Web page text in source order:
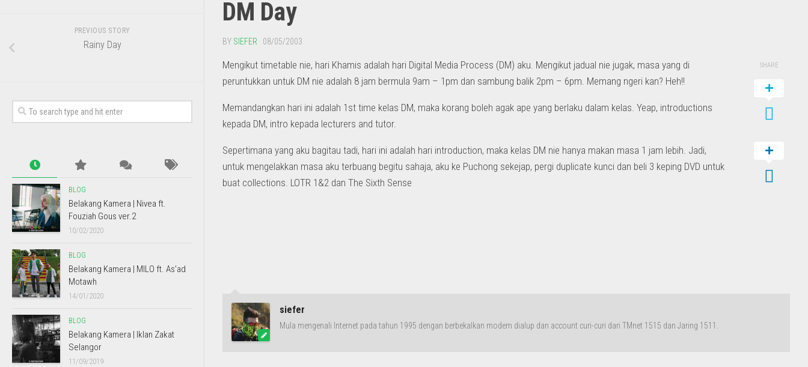
DM Day
BY SIEFER · 08/05/2003
Mengikut timetable nie, hari Khamis adalah hari Digital Media Process (DM) aku. Mengikut jadual nie jugak, masa yang di
peruntukkan untuk DM nie adalah 8 jam bermula 9am – 1pm dan sambung balik 2pm – 6pm. Memang ngeri kan? Heh!!
Memandangkan hari ini adalah 1st time kelas DM, maka korang boleh agak ape yang berlaku dalam kelas. Yeap, introductions
kepada DM, intro kepada lecturers and tutor.
Sepertimana yang aku bagitau tadi, hari ini adalah hari introduction, maka kelas DM nie hanya makan masa 1 jam lebih. Jadi,
untuk mengelakkan masa aku terbuang begitu sahaja, aku ke Puchong sekejap, pergi duplicate kunci dan beli 3 keping DVD untuk
buat collections. LOTR 1&2 dan The Sixth Sense
SHARE
siefer
Mula mengenali Internet pada tahun 1995 dengan berbekalkan modem dialup dan account curi-curi dari TMnet 1515 dan Jaring 1511.
PREVIOUS STORY
Rainy Day
BLOG
Belakang Kamera | Nivea ft.
Fouziah Gous ver.2
10/02/2020
BLOG
Belakang Kamera | MILO ft. As’ad
Motawh
14/01/2020
BLOG
Belakang Kamera | Iklan Zakat
Selangor
11/09/2019